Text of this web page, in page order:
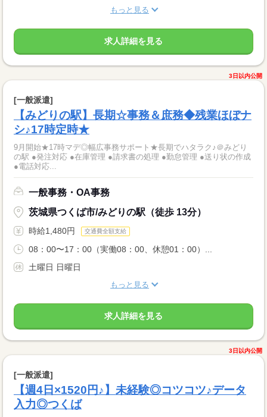
もっと見る
求人詳細を見る
3日以内公開
[一般派遣]
【みどりの駅】長期☆事務＆庶務◆残業ほぼナ
シ♪17時定時★
9月開始★17時マデ◎幅広事務サポート★長期でハタラク♪＠みどり
の駅 ●発注対応 ●在庫管理 ●請求書の処理 ●勤怠管理 ●送り状の作成
●電話対応...
一般事務・OA事務
茨城県つくば市/みどりの駅（徒歩 13分）
時給1,480円 交通費全額支給
08：00〜17：00（実働08：00、休憩01：00）...
土曜日 日曜日
もっと見る
求人詳細を見る
3日以内公開
[一般派遣]
【週4日×1520円♪】未経験◎コツコツ♪データ
入力◎つくば